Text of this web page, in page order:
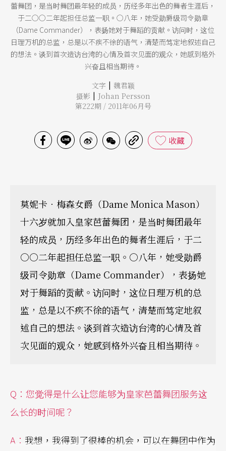
蕾舞团，是当时舞团最年轻的成员，历经多年出色的舞者生涯后，
于二○○二年起担任总监一职。○八年，她受勋爵级司令勋章
（Dame Commander），表扬她对于舞蹈的贡献。访问时，这位
日理万机的总监，总是以不疾不徐的语气，清楚而笃定地叙述自己
的想法。谈到首次造访台湾的心情及首次见面的观众，她感到格外
兴奋且相当期待。
文字 | 魏君颖
摄影 | Johan Persson
第222期 / 2011年06月号
收藏
莫妮卡．梅森女爵（Dame Monica Mason）
十六岁就加入皇家芭蕾舞团，是当时舞团最年
轻的成员，历经多年出色的舞者生涯后，于二
○○二年起担任总监一职。○八年，她受勋爵
级司令勋章（Dame Commander），表扬她
对于舞蹈的贡献。访问时，这位日理万机的总
监，总是以不疾不徐的语气，清楚而笃定地叙
述自己的想法。谈到首次造访台湾的心情及首
次见面的观众，她感到格外兴奋且相当期待。
Q ：您觉得是什么让您能够为皇家芭蕾舞团服务这
么长的时间呢？
A ： 我想，我得到了很棒的机会，可以在舞团中作为